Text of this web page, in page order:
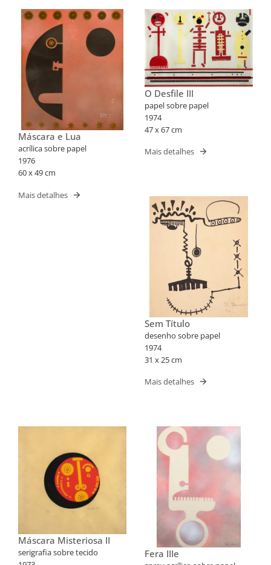
Máscara e Lua
acrílica sobre papel
1976
60 x 49 cm
Mais detalhes
O Desfile III
papel sobre papel
1974
47 x 67 cm
Mais detalhes
Sem Título
desenho sobre papel
1974
31 x 25 cm
Mais detalhes
Máscara Misteriosa II
serigrafia sobre tecido
Fera IIIe